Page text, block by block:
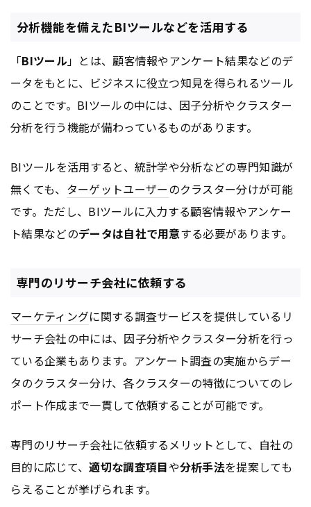
分析機能を備えたBIツールなどを活用する
「BIツール」とは、顧客情報やアンケート結果などのデ
ータをもとに、ビジネスに役立つ知見を得られるツール
のことです。BIツールの中には、因子分析やクラスター
分析を行う機能が備わっているものがあります。
BIツールを活用すると、統計学や分析などの専門知識が
無くても、 ターゲットユーザーのクラスター分けが可能
です。ただし、BIツールに入力する顧客情報やアンケー
ト結果などのデータは自社で用意する必要があります。
専門のリサーチ会社に依頼する
マーケティングに関する調査サービスを提供しているリ
サーチ会社の中には、因子分析やクラスター分析を行っ
ている企業もあります。アンケート調査の実施からデー
タのクラスター分け、各クラスターの特徴についてのレ
ポート作成まで一貫して依頼することが可能です。
専門のリサーチ会社に依頼するメリットとして、自社の
目的に応じて、適切な調査項目や分析手法を提案しても
らえることが挙げられます。